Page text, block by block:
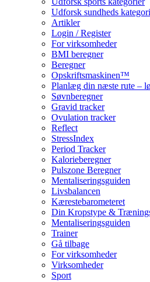
Udforsk sundheds
Artikler
Login / Register
For virksomheder
BMI beregner
Beregner
Opskriftsmaskinen™
Planlæg din næste rute –
Søvnberegner
Gravid tracker
Ovulation tracker
Reflect
StressIndex
Period Tracker
Kalorieberegner
Pulszone Beregner
Mentaliseringsguiden
Livsbalancen
Kærestebarometeret
Din Kropstype &
Mentaliseringsguiden
Trainer
Gå tilbage
For virksomheder
Virksomheder
Sport